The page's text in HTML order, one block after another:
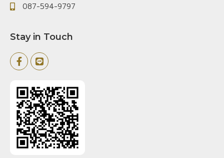
087-594-9797
Stay in Touch